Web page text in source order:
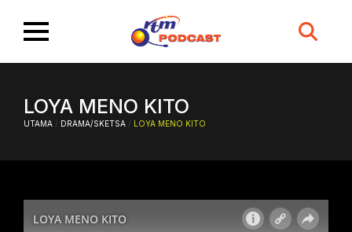
Search
LOYA MENO KITO
UTAMA / DRAMA/SKETSA / LOYA MENO KITO